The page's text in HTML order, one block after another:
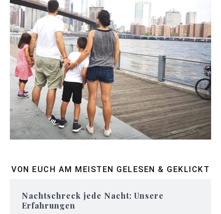
VON EUCH AM MEISTEN GELESEN & GEKLICKT
Nachtschreck jede Nacht: Unsere
Erfahrungen